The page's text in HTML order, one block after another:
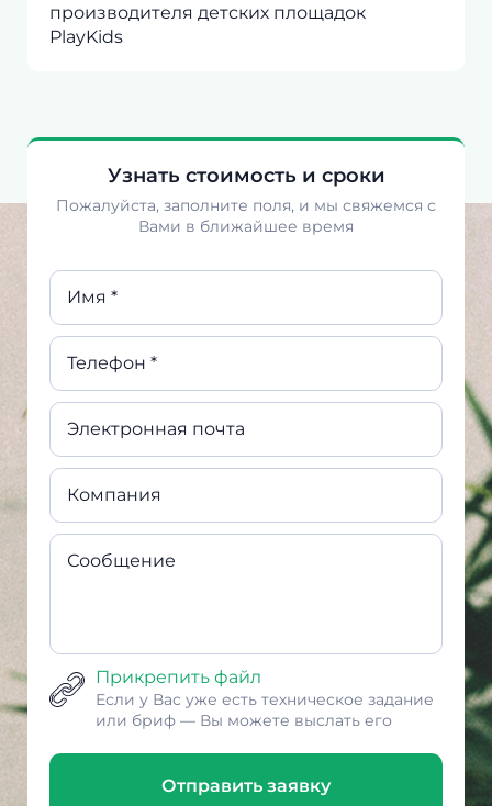
производителя детских площадок
PlayKids
Узнать стоимость и сроки
Пожалуйста, заполните поля, и мы свяжемся с
Вами в ближайшее время
Имя *
Телефон *
Электронная почта
Компания
Сообщение
Прикрепить файл
Если у Вас уже есть техническое задание
или бриф — Вы можете выслать его
Отправить заявку